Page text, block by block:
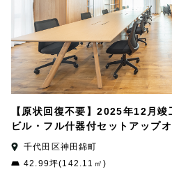
【原状回復不要】2025年12月
ビル・フル什器付セットアップオ
千代田区神田錦町
42.99坪(142.11㎡)